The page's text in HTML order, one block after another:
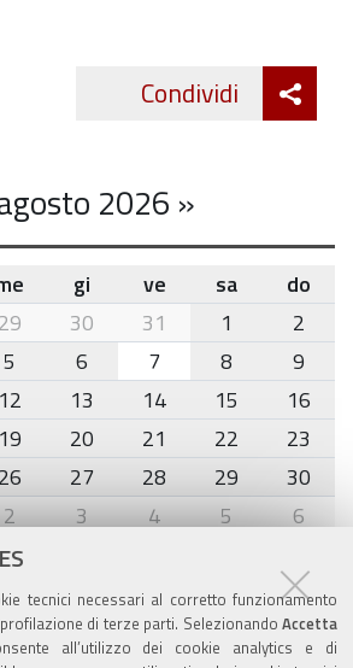
tecnici necessari al corretto funzionamento
di terze parti. Selezionando Accetta
all’utilizzo dei cookie analytics e di
Condividi
2026 »
gi ve sa
do
29 30 31 1
2
5 6 7 8
9
12 13 14 15
16
19 20 21 22
23
26 27 28 29
30
2 3 4 5 6